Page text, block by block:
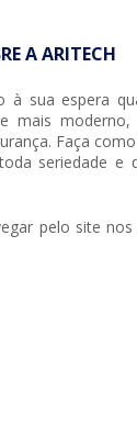
A ARITECH
sua espera
mais
Faça
seriedade e
pelo site